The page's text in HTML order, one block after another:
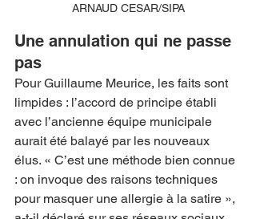
ARNAUD CESAR/SIPA
Une annulation qui ne passe
pas
Pour Guillaume Meurice, les faits sont
limpides : l’accord de principe établi
avec l’ancienne équipe municipale
aurait été balayé par les nouveaux
élus. « C’est une méthode bien connue
: on invoque des raisons techniques
pour masquer une allergie à la satire »,